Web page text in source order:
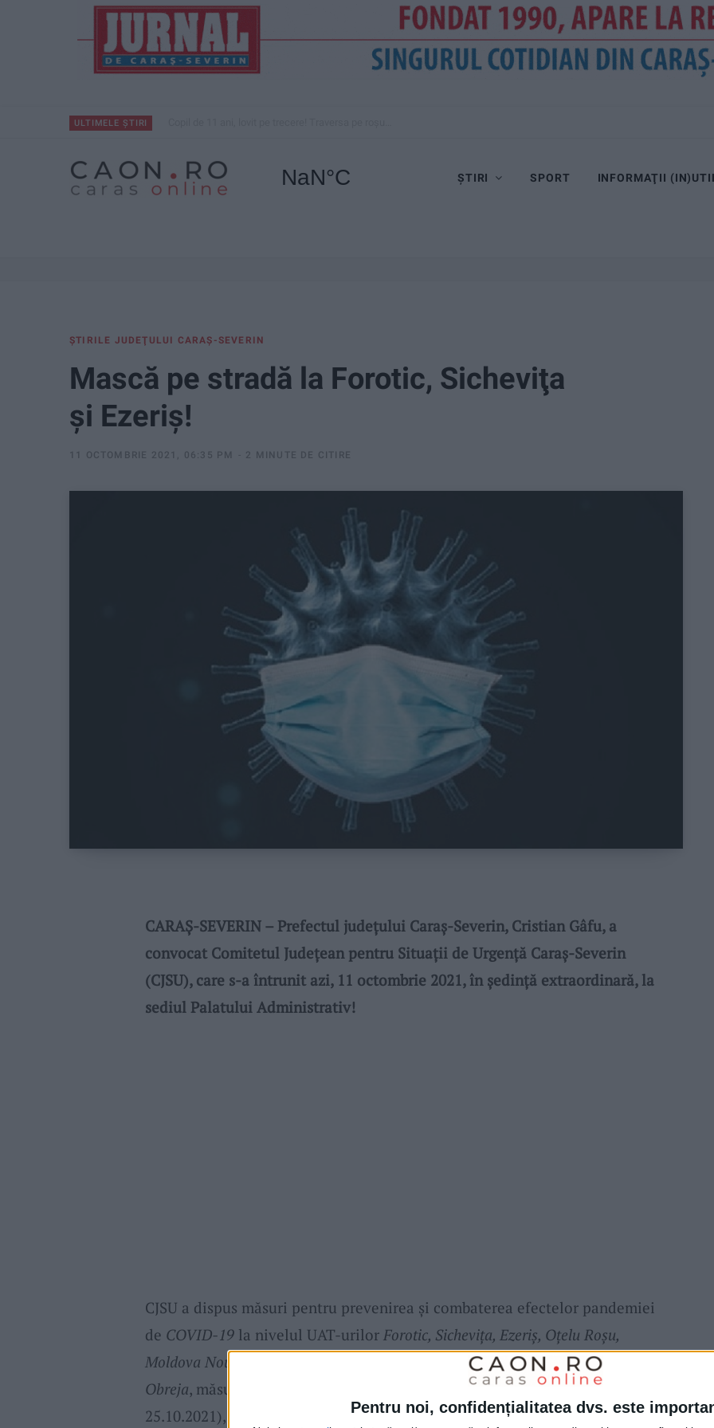
Pentru noi, confidențialitatea dvs. este
ULTIMELE ȘTIRI
ȘTIRI SPORT INFORMAŢII
ŞTIRILE JUDEŢULUI CARAŞ-SEVERIN
Mască pe stradă la Forotic, Sicheviţa
şi Ezeriş!
11 OCTOMBRIE 2021, 06:35 PM 2 MINUTE DE CITIRE
CARAŞ-SEVERIN – Prefectul judeţului Caraş-Severin, Cristian Gâfu, a
convocat Comitetul Judeţean pentru Situaţii de Urgenţă Caraş-Severin
(CJSU), care s-a întrunit azi, 11 octombrie 2021, în şedinţă extraordinară, la
sediul Palatului Administrativ!
CJSU a dispus măsuri pentru prevenirea şi combaterea efectelor pandemiei
de COVID-19la nivelul UAT-urilor Forotic, Sicheviţa, Ezeriş, Oţelu Roşu,
Moldova Nouă, Ciclova Română, Buchin, Păltiniş, Bolvaşniţa, Anina, Vermeş şi
Obreja, măsuri ce se aplică pentru o perioadă de 14 zile (12.10.2021-
25.10.2021), urmând a fi reevaluate la finalul acestei perioade, pe baza